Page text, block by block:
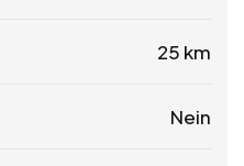
25 km
Nein